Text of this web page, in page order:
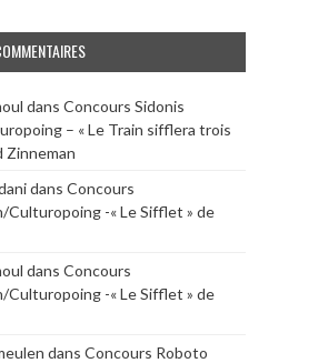
dans Concours Sidonis
– « Le Train sifflera trois
Zinneman
dans Concours
-« Le Sifflet » de
dans Concours
-« Le Sifflet » de
dans Concours Roboto